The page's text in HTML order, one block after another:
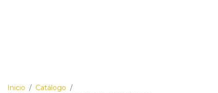
Inicio / Catálogo /